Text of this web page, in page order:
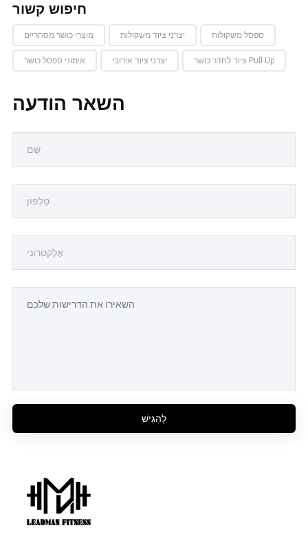
חיפוש קשור
מוצרי כושר מסחריים יצרני ציוד משקולות ספסל משקולות
אימוני ספסל כושר יצרני ציוד אירובי ציוד לחדר כושר Pull-Up
השאר הודעה
לְהַגִישׁ